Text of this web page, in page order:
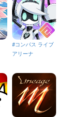
#コンパス ライブ
アリーナ